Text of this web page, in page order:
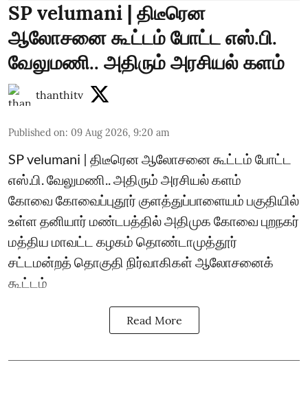
SP velumani | திடீரென
ஆலோசனை கூட்டம் போட்ட எஸ்.பி.
வேலுமணி.. அதிரும் அரசியல் களம்
thanthitv
Published on: 09 Aug 2026, 9:20 am
SP velumani | திடீரென ஆலோசனை கூட்டம் போட்ட
எஸ்.பி. வேலுமணி.. அதிரும் அரசியல் களம்
கோவை கோவைப்புதூர் குளத்துப்பாளையம் பகுதியில்
உள்ள தனியார் மண்டபத்தில் அதிமுக கோவை புறநகர்
மத்திய மாவட்ட கழகம் தொண்டாமுத்தூர்
சட்டமன்றத் தொகுதி நிர்வாகிகள் ஆலோசனைக்
கூட்டம்
Read More